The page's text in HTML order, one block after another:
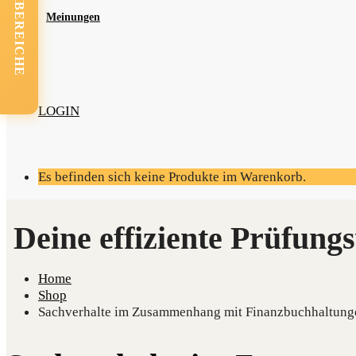
Mei­nun­gen
LOGIN
Es befinden sich keine Produkte im Warenkorb.
Home
Shop
Sachverhalte im Zusammenhang mit